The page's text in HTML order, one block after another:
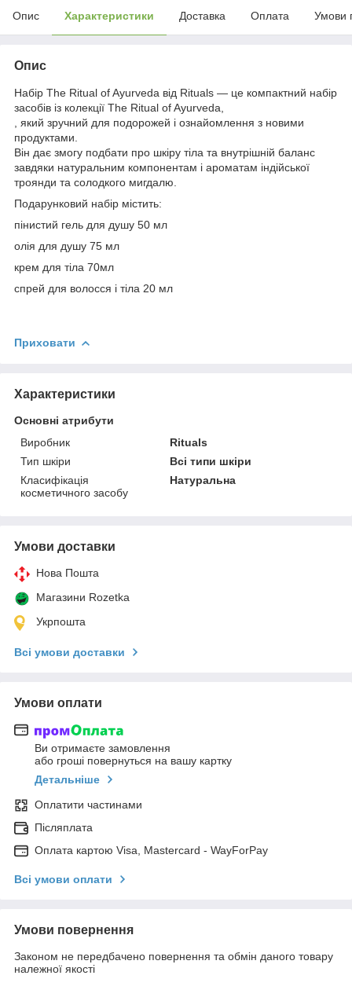
Опис Характеристики Доставка Оплата Умови
Опис
Набір The Ritual of Ayurveda від Rituals — це компактний набір
засобів із колекції The Ritual of Ayurveda,
, який зручний для подорожей і ознайомлення з новими
продуктами.
Він дає змогу подбати про шкіру тіла та внутрішній баланс
завдяки натуральним компонентам і ароматам індійської
троянди та солодкого мигдалю.
Подарунковий набір містить:
пінистий гель для душу 50 мл
олія для душу 75 мл
крем для тіла 70мл
спрей для волосся і тіла 20 мл
Приховати
Характеристики
Основні атрибути
Виробник
Rituals
Тип шкіри
Всі типи шкіри
Класифікація
косметичного засобу
Натуральна
Умови доставки
Нова Пошта
Магазини Rozetka
Укрпошта
Всі умови доставки
Умови оплати
Ви отримаєте замовлення
або гроші повернуться на вашу картку
Детальніше
Оплатити частинами
Післяплата
Оплата картою Visa, Mastercard - WayForPay
Всі умови оплати
Умови повернення
Законом не передбачено повернення та обмін даного товару
належної якості